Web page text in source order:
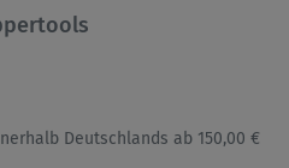
Deutschlands ab 150,00 €